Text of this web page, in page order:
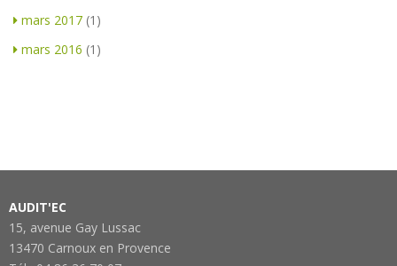
mars 2017 (1)
mars 2016 (1)
AUDIT'EC
15, avenue Gay Lussac
13470 Carnoux en Provence